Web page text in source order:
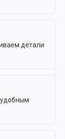
детали